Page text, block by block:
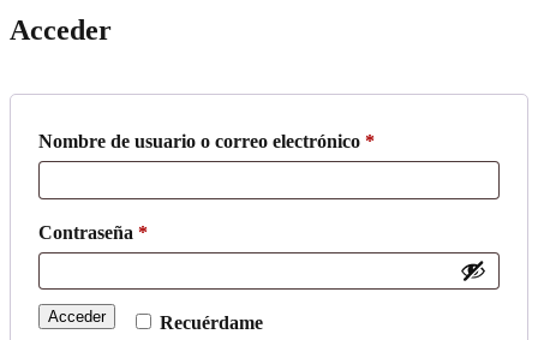
Acceder
Nombre de usuario o correo electrónico *Obligatorio
Contraseña *Obligatorio
Recuérdame
Acceder